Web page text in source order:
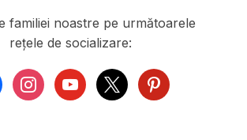
familiei noastre pe următoarele
rețele de socializare:
instagramyoutube
x pinterest